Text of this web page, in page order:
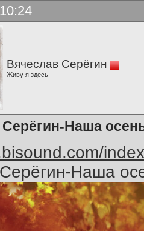
Вячеслав Серёгин
Живу я здесь
Серёгин-Наша
Наша